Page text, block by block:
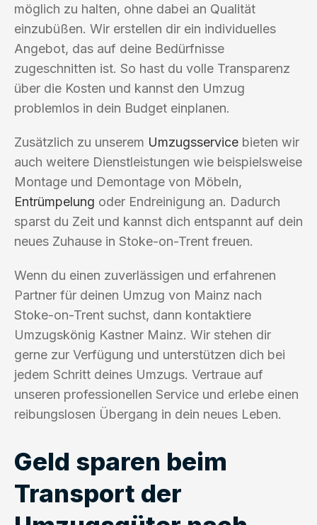
möglich zu halten, ohne dabei an Qualität
einzubüßen. Wir erstellen dir ein individuelles
Angebot, das auf deine Bedürfnisse
zugeschnitten ist. So hast du volle Transparenz
über die Kosten und kannst den Umzug
problemlos in dein Budget einplanen.
Zusätzlich zu unserem Umzugsservice bieten wir
auch weitere Dienstleistungen wie beispielsweise
Montage und Demontage von Möbeln,
Entrümpelung oder Endreinigung an. Dadurch
sparst du Zeit und kannst dich entspannt auf dein
neues Zuhause in Stoke-on-Trent freuen.
Wenn du einen zuverlässigen und erfahrenen
Partner für deinen Umzug von Mainz nach
Stoke-on-Trent suchst, dann kontaktiere
Umzugskönig Kastner Mainz. Wir stehen dir
gerne zur Verfügung und unterstützen dich bei
jedem Schritt deines Umzugs. Vertraue auf
unseren professionellen Service und erlebe einen
reibungslosen Übergang in dein neues Leben.
Geld sparen beim
Transport der